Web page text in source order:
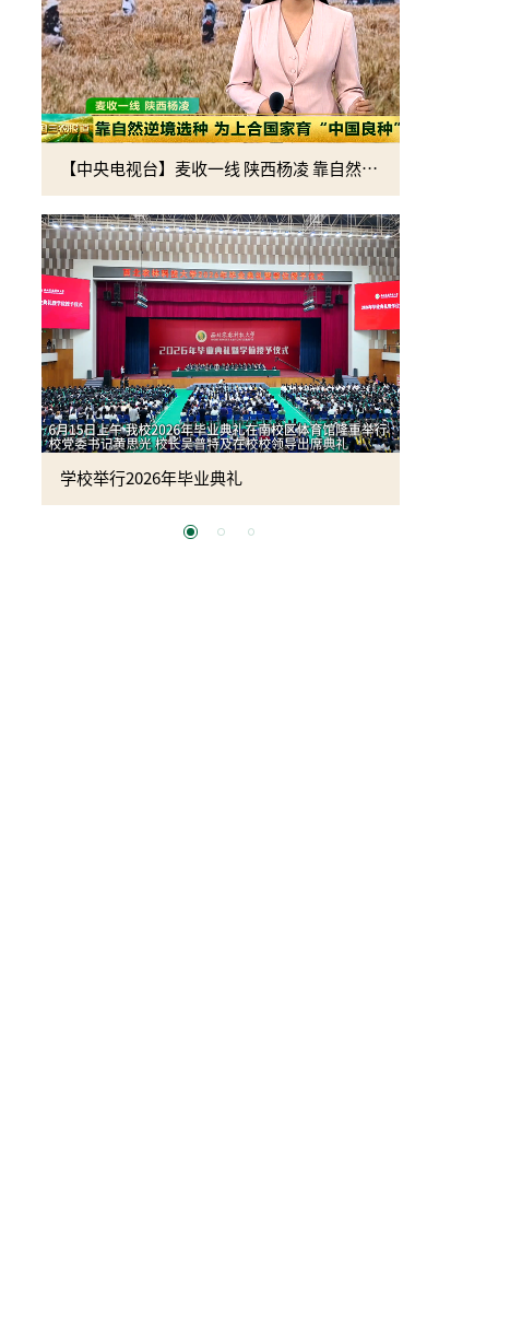
【中央电视台】麦收一线 陕西杨凌 靠自然逆境选种 为上合国家育“中国良种”
学校举行2026年毕业典礼